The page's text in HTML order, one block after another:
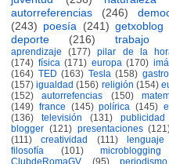
autorreferencias
(246)
(243) poesía (241) getxoblog
deporte
(216) trabajo
aprendizaje (177)
pilar de la
(174) física (171) europa (170)
(164) TED (163) Tesla (158)
(157) igualdad (156) religión (154)
(152)
autorrefencias (150)
(149) france (145) polírica (145)
(136)
televisión (131) publicidad
blogger (121) presentaciones
(111)
creatividad (111) lenguaje
filosofía
(101) microblogging
ClubdeRomaGV
(95) periodismo